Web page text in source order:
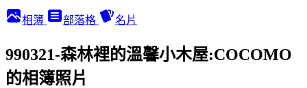
相簿 部落格 名片
990321-森林裡的溫馨小木屋:COCOMO
的相簿照片